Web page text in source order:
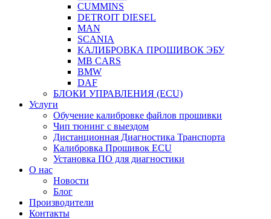
CUMMINS
DETROIT DIESEL
MAN
SCANIA
КАЛИБРОВКА ПРОШИВОК ЭБУ
MB CARS
BMW
DAF
БЛОКИ УПРАВЛЕНИЯ (ECU)
Услуги
Обучение калибровке файлов прошивки
Чип тюнинг с выездом
Дистанционная Диагностика Транспорта
Калибровка Прошивок ECU
Установка ПО для диагностики
О нас
Новости
Блог
Производители
Контакты